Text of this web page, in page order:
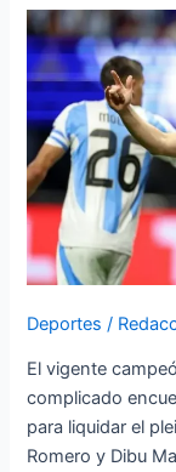
Deportes /
El vigente
complicado
para liquidar el
Romero y Dibu
debuta
con
triunfo
en
la
Copa
América
2024